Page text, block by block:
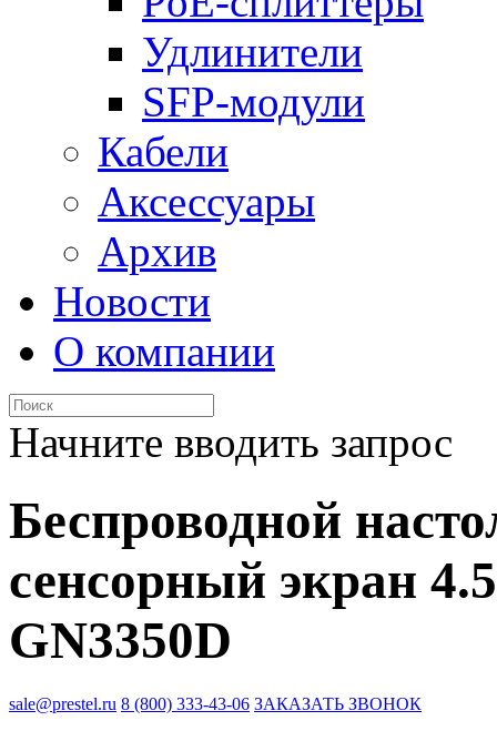
Удлинители
SFP-модули
Кабели
Аксессуары
Архив
Новости
О компании
Начните вводить запрос
Беспроводной
сенсорный экран
GN3350D
sale@prestel.ru 8 (800) 333-43-06 ЗАКАЗАТЬ ЗВОНОК